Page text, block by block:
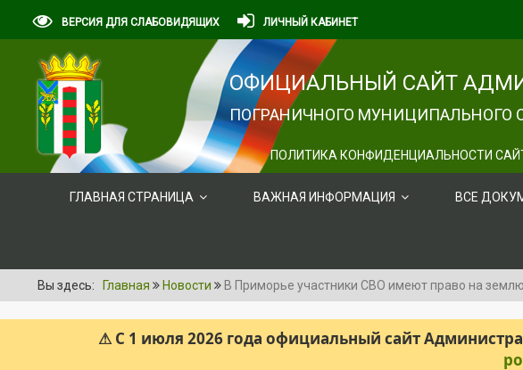
ВЕРСИЯ ДЛЯ СЛАБОВИДЯЩИХ ЛИЧНЫЙ КАБИНЕТ
ОФИЦИАЛЬНЫЙ САЙТ
ПОГРАНИЧНОГО МУНИЦИПАЛЬНОГО
ПОЛИТИКА КОНФИДЕНЦИАЛЬНОСТИ
ГЛАВНАЯ СТРАНИЦА ВАЖНАЯ ИНФОРМАЦИЯ ВСЕ
Вы здесь: Главная Новости В Приморье участники СВО имеют право на
⚠ С 1 июля 2026 года официальный сайт